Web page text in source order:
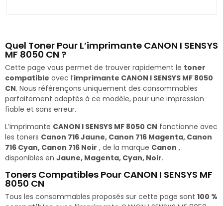
Quel Toner Pour L’imprimante CANON I SENSYS
MF 8050 CN ?
Cette page vous permet de trouver rapidement le toner
compatible avec l’imprimante CANON I SENSYS MF 8050
CN. Nous référençons uniquement des consommables
parfaitement adaptés à ce modèle, pour une impression
fiable et sans erreur.
L’imprimante CANON I SENSYS MF 8050 CN fonctionne avec
les toners Canon 716 Jaune, Canon 716 Magenta, Canon
716 Cyan, Canon 716 Noir , de la marque Canon ,
disponibles en Jaune, Magenta, Cyan, Noir.
Toners Compatibles Pour CANON I SENSYS MF
8050 CN
Tous les consommables proposés sur cette page sont 100 %